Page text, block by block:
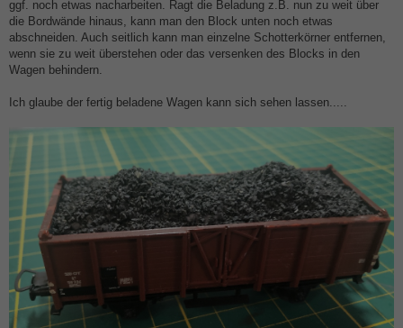
ggf. noch etwas nacharbeiten. Ragt die Beladung z.B. nun zu weit über
die Bordwände hinaus, kann man den Block unten noch etwas
abschneiden. Auch seitlich kann man einzelne Schotterkörner entfernen,
wenn sie zu weit überstehen oder das versenken des Blocks in den
Wagen behindern.
Ich glaube der fertig beladene Wagen kann sich sehen lassen.....